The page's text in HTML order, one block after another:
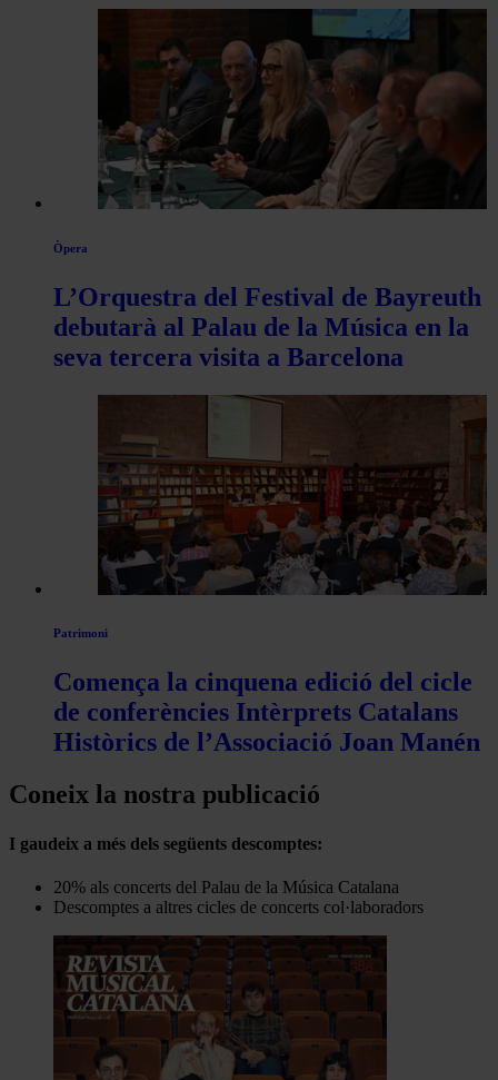
Òpera
L’Orquestra del Festival de Bayreuth
debutarà al Palau de la Música en la
seva tercera visita a Barcelona
Patrimoni
Comença la cinquena edició del cicle
de conferències Intèrprets Catalans
Històrics de l’Associació Joan Manén
Coneix la nostra publicació
I gaudeix a més dels següents descomptes:
20% als concerts del Palau de la Música Catalana
Descomptes a altres cicles de concerts col·laboradors